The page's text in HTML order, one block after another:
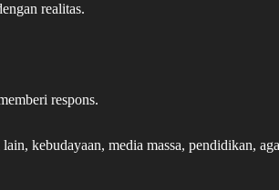
realitas.
respons.
kebudayaan, media massa, pendidikan,